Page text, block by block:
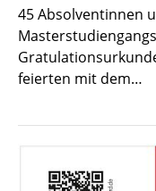
45 Absolventinnen
feierten mit dem…